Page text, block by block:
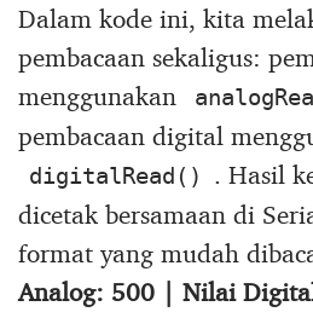
Dalam kode ini, kita
pembacaan sekaligus:
menggunakan
pembacaan digital
digitalRead()
. Hasil
dicetak bersamaan di
format yang mudah
Analog: 500 | Nilai